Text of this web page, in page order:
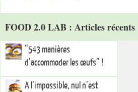
FOOD 2.0 LAB : Articles récents
“543 manières
d’accommoder les œufs” !
A l’impossible, nul n’est